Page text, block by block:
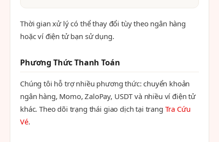
Thời gian xử lý có thể thay đổi tùy theo ngân hàng
hoặc ví điện tử bạn sử dụng.
Phương Thức Thanh Toán
Chúng tôi hỗ trợ nhiều phương thức: chuyển khoản
ngân hàng, Momo, ZaloPay, USDT và nhiều ví điện tử
khác. Theo dõi trạng thái giao dịch tại trang Tra Cứu
Vé.